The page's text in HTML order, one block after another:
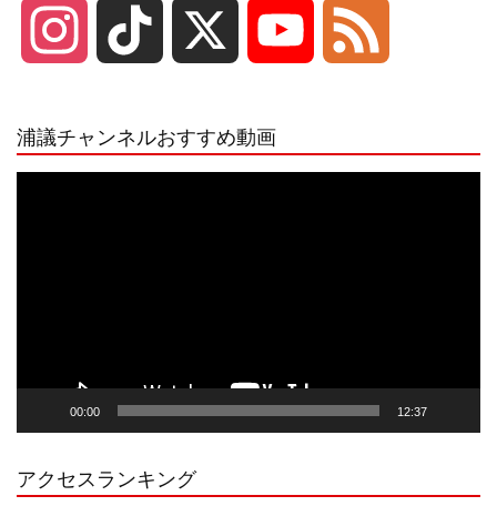
r
a
e
C
浦議チャンネルおすすめ動画
00:00 12:37
アクセスランキング